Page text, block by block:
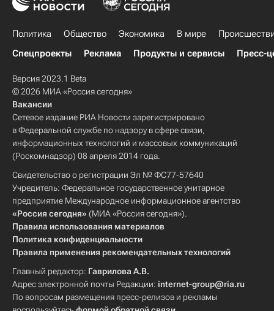
Политика Общество Экономика В мире
Спецпроекты
Реклама Продукты и сервисы Пресс-
Версия 2023.1 Beta
© 2026 МИА «Россия сегодня»
Вакансии
Сетевое издание РИА Новости зарегистрировано
в Федеральной службе по надзору в сфере связи,
информационных технологий и массовых коммуникаций
(Роскомнадзор) 08 апреля 2014 года.
Свидетельство о регистрации Эл № ФС77-57640
Учредитель: Федеральное государственное унитарное
предприятие Международное информационное агентство
«Россия сегодня» (МИА «Россия сегодня»).
Правила использования материалов
Политика конфиденциальности
Правила применения рекомендательных технологий
Главный редактор: Гаврилова А.В.
Адрес электронной почты Редакции: internet-group@ria.ru
По вопросам размещения пресс-релизов и рекламы